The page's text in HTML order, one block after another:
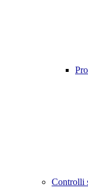
Controlli